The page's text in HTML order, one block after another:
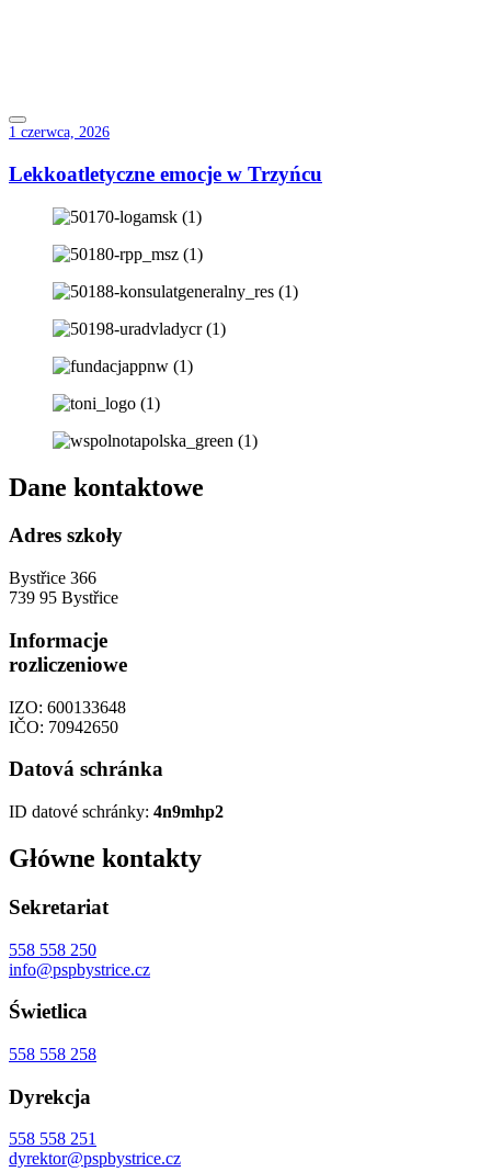
1 czerwca, 2026
Lekkoatletyczne emocje w Trzyńcu
Dane kontaktowe
Adres szkoły
Bystřice 366
739 95 Bystřice
Informacje
rozliczeniowe
IZO: 600133648
IČO: 70942650
Datová schránka
ID datové schránky: 4n9mhp2
Główne kontakty
Sekretariat
558 558 250
info@pspbystrice.cz
Świetlica
558 558 258
Dyrekcja
558 558 251
dyrektor@pspbystrice.cz